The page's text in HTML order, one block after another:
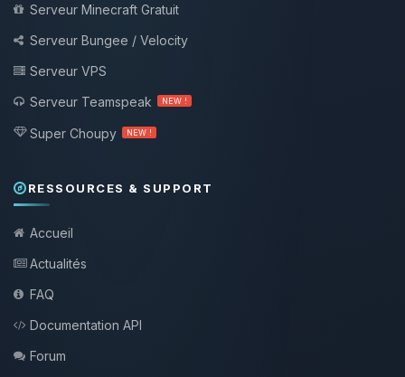
Serveur Minecraft Gratuit
Serveur Bungee / Velocity
Serveur VPS
Serveur Teamspeak
NEW !
Super Choupy NEW !
RESSOURCES & SUPPORT
Accueil
Actualités
FAQ
Documentation API
Forum